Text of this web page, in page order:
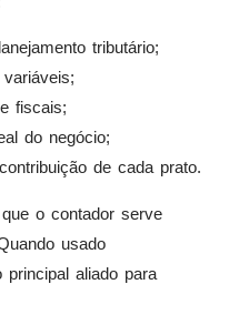
tributário;
fiscais;
do negócio;
de cada prato.
o contador serve
usado
principal aliado para